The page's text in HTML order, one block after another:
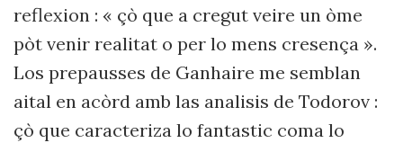
reflexion : « çò que a cregut veire un òme
pòt venir realitat o per lo mens cresença ».
Los prepausses de Ganhaire me semblan
aital en acòrd amb las analisis de Todorov :
çò que caracteriza lo fantastic coma lo